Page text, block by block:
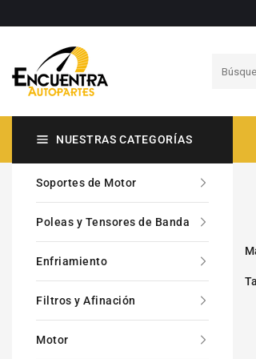
NUESTRAS CATEGORÍAS
Soportes de Motor
Poleas y Tensores de Banda
Enfriamiento
Filtros y Afinación
Motor